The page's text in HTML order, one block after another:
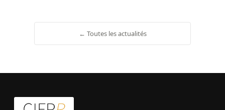
← Toutes les actualités